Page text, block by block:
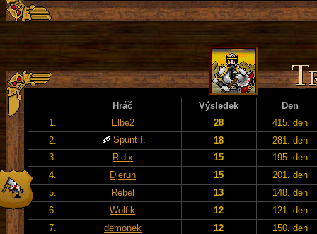
Hráč Výsledek
Den
1.
Elbe2 28
415. den
2.
Spunt I. 18
281. den
3.
Ridix 15
195. den
4.
Djerun 15
201. den
5.
Rebel 13
148. den
6.
Wolfik 12
121. den
7.
demonek 12
150. den